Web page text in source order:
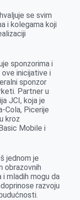
se svim
i kolegama koji
sponzorima i
inicijative i
sponzor
Partner u
JCI, koja je
Cola, Picerije
kroz
Mobile i
jednom je
obrazovnih
mladih mogu da
razvoju